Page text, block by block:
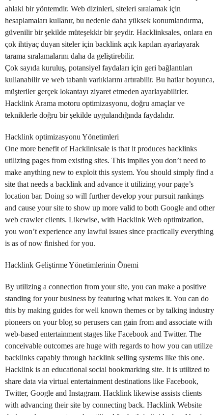
ahlaki bir yöntemdir. Web dizinleri, siteleri sıralamak için
hesaplamaları kullanır, bu nedenle daha yüksek konumlandırma,
güvenilir bir şekilde müteşekkir bir şeydir. Hacklinksales, onlara en
çok ihtiyaç duyan siteler için backlink açık kapıları ayarlayarak
tarama sıralamalarını daha da geliştirebilir.
Çok sayıda kuruluş, potansiyel faydaları için geri bağlantıları
kullanabilir ve web tabanlı varlıklarını artırabilir. Bu hatlar boyunca,
müşteriler gerçek lokantayı ziyaret etmeden ayarlayabilirler.
Hacklink Arama motoru optimizasyonu, doğru amaçlar ve
tekniklerle doğru bir şekilde uygulandığında faydalıdır.
Hacklink optimizasyonu Yönetimleri
One more benefit of Hacklinksale is that it produces backlinks
utilizing pages from existing sites. This implies you don’t need to
make anything new to exploit this system. You should simply find a
site that needs a backlink and advance it utilizing your page’s
location bar. Doing so will further develop your pursuit rankings
and cause your site to show up more valid to both Google and other
web crawler clients. Likewise, with Hacklink Web optimization,
you won’t experience any lawful issues since practically everything
is as of now finished for you.
Hacklink Geliştirme Yönetimlerinin Önemi
By utilizing a connection from your site, you can make a positive
standing for your business by featuring what makes it. You can do
this by making guides for well known themes or by talking industry
pioneers on your blog so perusers can gain from and associate with
web-based entertainment stages like Facebook and Twitter. The
conceivable outcomes are huge with regards to how you can utilize
backlinks capably through hacklink selling systems like this one.
Hacklink is an educational social bookmarking site. It is utilized to
share data via virtual entertainment destinations like Facebook,
Twitter, Google and Instagram. Hacklink likewise assists clients
with advancing their site by connecting back. Hacklink Website